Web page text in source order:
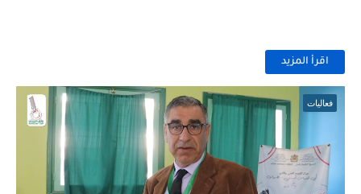
اقرأ المزيد
فعاليات